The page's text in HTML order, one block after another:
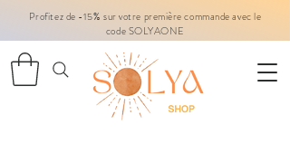
Profitez de -15% sur votre première commande avec le
code SOLYAONE